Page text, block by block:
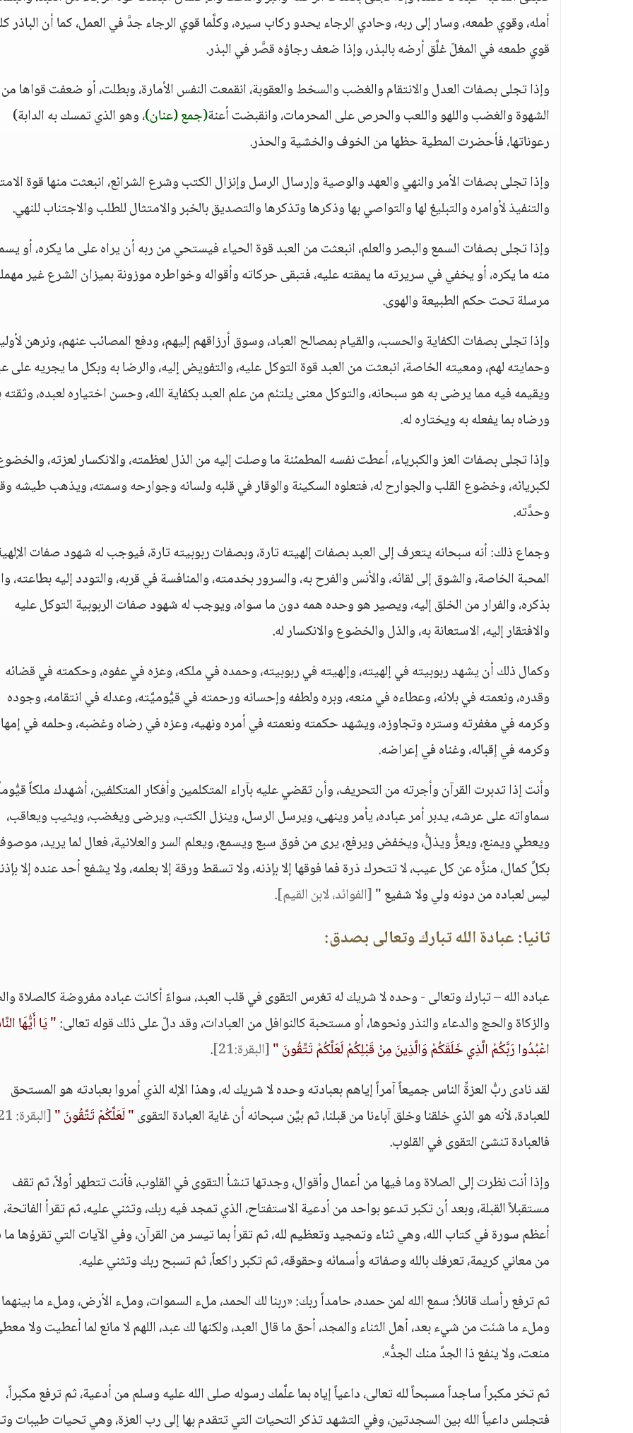
أمله، وقوي طمعه، وسار إلى ربه، وحادي الرجاء يحدو ركاب سيره، وكلَّما قوي الرجاء جدَّ في العمل، كما أن الباذر
قوي طمعه في المغلّ غلَّق أرضه بالبذر، وإذا ضعف رجاؤه قصَّر في البذر.
وإذا تجلى بصفات العدل والانتقام والغضب والسخط والعقوبة، انقمعت النفس الأمارة، وبطلت، أو ضعفت قواها من
الشهوة والغضب واللهو واللعب والحرص على المحرمات، وانقبضت أعنة(جمع (عنان)، وهو الذي تمسك به الدابة)
رعوناتها، فأحضرت المطية حظها من الخوف والخشية والحذر.
وإذا تجلى بصفات الأمر والنهي والعهد والوصية وإرسال الرسل وإنزال الكتب وشرع الشرائع، انبعثت منها قوة
والتنفيذ لأوامره والتبليغ لها والتواصي بها وذكرها وتذكرها والتصديق بالخبر والامتثال للطلب والاجتناب للنهي.
وإذا تجلى بصفات السمع والبصر والعلم، انبعثت من العبد قوة الحياء فيستحي من ربه أن يراه على ما يكره، أو
منه ما يكره، أو يخفي في سريرته ما يمقته عليه، فتبقى حركاته وأقواله وخواطره موزونة بميزان الشرع غير
مرسلة تحت حكم الطبيعة والهوى.
وإذا تجلى بصفات الكفاية والحسب، والقيام بمصالح العباد، وسوق أرزاقهم إليهم، ودفع المصائب عنهم، ونرهن
وحمايته لهم، ومعيته الخاصة، انبعثت من العبد قوة التوكل عليه، والتفويض إليه، والرضا به وبكل ما يجريه على
ويقيمه فيه مما يرضى به هو سبحانه، والتوكل معنى يلتئم من علم العبد بكفاية الله، وحسن اختياره لعبده، وثقته
ورضاه بما يفعله به ويختاره له.
وإذا تجلى بصفات العز والكبرياء، أعطت نفسه المطمئنة ما وصلت إليه من الذل لعظمته، والانكسار لعزته،
لكبريائه، وخضوع القلب والجوارح له، فتعلوه السكينة والوقار في قلبه ولسانه وجوارحه وسمته، ويذهب طيشه
وحدَّته.
وجماع ذلك: أنه سبحانه يتعرف إلى العبد بصفات إلهيته تارة، وبصفات ربوبيته تارة، فيوجب له شهود صفات
المحبة الخاصة، والشوق إلى لقائه، والأنس والفرح به، والسرور بخدمته، والمنافسة في قربه، والتودد إليه بطاعته،
بذكره، والفرار من الخلق إليه، ويصير هو وحده همه دون ما سواه، ويوجب له شهود صفات الربوبية التوكل عليه
والافتقار إليه، الاستعانة به، والذل والخضوع والانكسار له.
وكمال ذلك أن يشهد ربوبيته في إلهيته، وإلهيته في ربوبيته، وحمده في ملكه، وعزه في عفوه، وحكمته في قضائه
وقدره، ونعمته في بلائه، وعطاءه في منعه، وبره ولطفه وإحسانه ورحمته في قيُّوميَّته، وعدله في انتقامه، وجوده
وكرمه في مغفرته وستره وتجاوزه، ويشهد حكمته ونعمته في أمره ونهيه، وعزه في رضاه وغضبه، وحلمه في
وكرمه في إقباله، وغناه في إعراضه.
وأنت إذا تدبرت القرآن وأجرته من التحريف، وأن تقضي عليه بآراء المتكلمين وأفكار المتكلفين، أشهدك ملكاً
سماواته على عرشه، يدبر أمر عباده، يأمر وينهى، ويرسل الرسل، وينزل الكتب، ويرضى ويغضب، ويثيب ويعاقب،
ويعطي ويمنع، ويعزُّ ويذلُّ، ويخفض ويرفع، يرى من فوق سبع ويسمع، ويعلم السر والعلانية، فعال لما يريد،
بكلِّ كمال، منزَّه عن كل عيب، لا تتحرك ذرة فما فوقها إلا بإذنه، ولا تسقط ورقة إلا بعلمه، ولا يشفع أحد عنده إلا
ليس لعباده من دونه ولي ولا شفيع "[الفوائد، لابن القيم].
ثانيا: عبادة الله تبارك وتعالى بصدق:
عباده الله – تبارك وتعالى - وحده لا شريك له تغرس التقوى في قلب العبد، سواءً أكانت عباده مفروضة كالصلاة
والزكاة والحج والدعاء والنذر ونحوها، أو مستحبة كالنوافل من العبادات، وقد دلّ على ذلك قوله تعالى:" يَا أَيُّهَا
اعْبُدُوا رَبَّكُمْ الَّذِي خَلَقَكُمْ وَالَّذِينَ مِنْ قَبْلِكُمْ لَعَلَّكُمْ تَتَّقُونَ "[البقرة:21]
.
لقد نادى ربُّ العزةِّ الناس جميعاً آمراً إياهم بعبادته وحده لا شريك له، وهذا الإله الذي أمروا بعبادته هو المستحق
للعبادة، لأنه هو الذي خلقنا وخلق آباءنا من قبلنا، ثم بيَّن سبحانه أن غاية العبادة التقوى" لَعَلَّكُمْ تَتَّقُونَ "[البقرة: 21]
فالعبادة تنشئ التقوى في القلوب.
وإذا أنت نظرت إلى الصلاة وما فيها من أعمال وأقوال، وجدتها تنشأ التقوى في القلوب، فأنت تتطهر أولاً، ثم تقف
مستقبلاً القبلة، وبعد أن تكبر تدعو بواحد من أدعية الاستفتاح، الذي تمجد فيه ربك، وتثني عليه، ثم تقرأ
أعظم سورة في كتاب الله، وهي ثناء وتمجيد وتعظيم لله، ثم تقرأ بما تيسر من القرآن، وفي الآيات التي تقرؤها ما
من معاني كريمة، تعرفك بالله وصفاته وأسمائه وحقوقه، ثم تكبر راكعاً، ثم تسبح ربك وتثني عليه.
ثم ترفع رأسك قائلاً: سمع الله لمن حمده، حامداً ربك: «ربنا لك الحمد، ملء السموات، وملء الأرض، وملء ما بينهما
وملء ما شئت من شيء بعد، أهل الثناء والمجد، أحق ما قال العبد، ولكنها لك عبد، اللهم لا مانع لما أعطيت ولا
منعت، ولا ينفع ذا الجدِّ منك الجدُّ».
ثم تخر مكبراً ساجداً مسبحاً لله تعالى، داعياً إياه بما علَّمك رسوله صلى الله عليه وسلم من أدعية، ثم ترفع مكبراً،
فتجلس داعياً الله بين السجدتين، وفي التشهد تذكر التحيات التي تتقدم بها إلى رب العزة، وهي تحيات طيبات